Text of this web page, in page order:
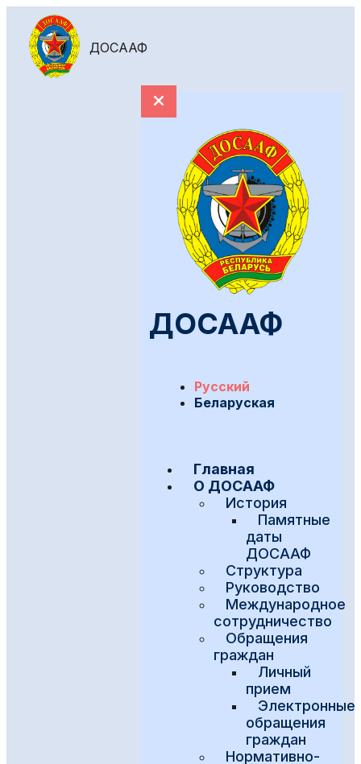
ДОСААФ
ДОСААФ
Русский
Беларуская
Главная
О ДОСААФ
История
Памятные
даты
ДОСААФ
Структура
Руководство
Международное
сотрудничество
Обращения
граждан
Личный
прием
Электронные
обращения
граждан
Нормативно-